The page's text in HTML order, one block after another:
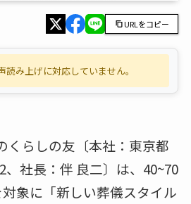
URLをコピー
み上げに対応していません。
らしの友〔本社：東京都
社長：伴 良二〕は、40~70
象に「新しい葬儀スタイル